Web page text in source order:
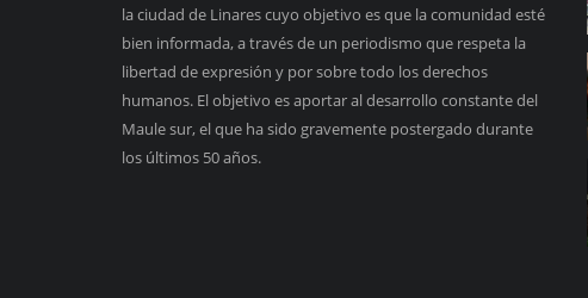
la ciudad de Linares cuyo objetivo es que la comunidad esté
bien informada, a través de un periodismo que respeta la
libertad de expresión y por sobre todo los derechos
humanos. El objetivo es aportar al desarrollo constante del
Maule sur, el que ha sido gravemente postergado durante
los últimos 50 años.